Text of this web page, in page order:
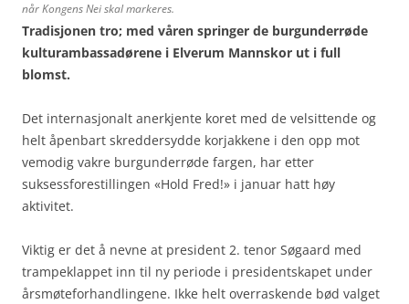
når Kongens Nei skal markeres.
Tradisjonen tro; med våren springer de burgunderrøde
kulturambassadørene i Elverum Mannskor ut i full
blomst.
Det internasjonalt anerkjente koret med de velsittende og
helt åpenbart skreddersydde korjakkene i den opp mot
vemodig vakre burgunderrøde fargen, har etter
suksessforestillingen «Hold Fred!» i januar hatt høy
aktivitet.
Viktig er det å nevne at president 2. tenor Søgaard med
trampeklappet inn til ny periode i presidentskapet under
årsmøteforhandlingene. Ikke helt overraskende bød valget